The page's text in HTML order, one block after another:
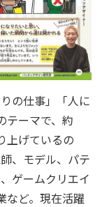
の仕事」「人に
テーマで、約
上げているの
、モデル、パテ
ゲームクリエイ
など。現在活躍